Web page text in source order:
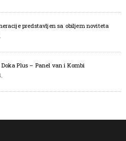
predstavljen sa obiljem noviteta
Plus – Panel van i Kombi